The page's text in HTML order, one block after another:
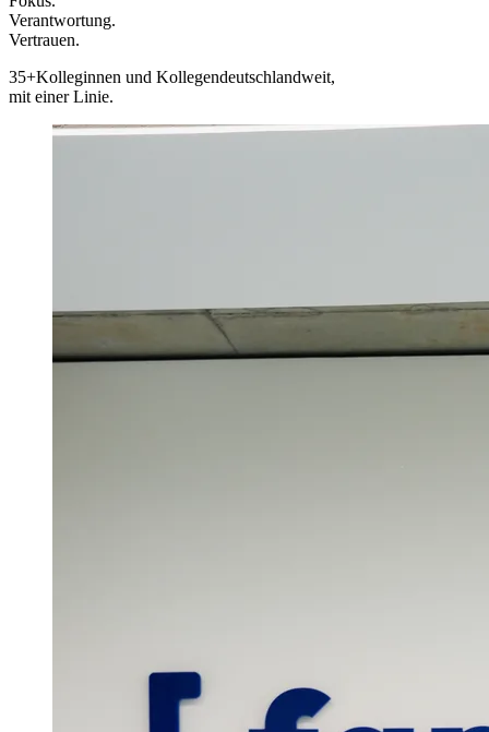
Verantwortung.
Vertrauen.
35+Kolleginnen und Kollegendeutschlandweit,
mit einer Linie.